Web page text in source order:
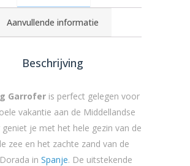
Aanvullende informatie
Beschrijving
Garroferis perfect gelegen voor
vakantie aan de Middellandse
geniet je met het hele gezin van de
zee en het zachte zand van de
in Spanje. De uitstekende